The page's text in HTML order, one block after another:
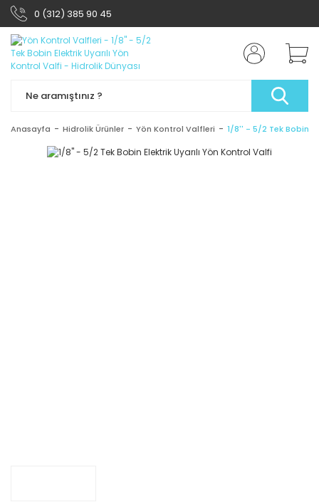
0 (312) 385 90 45
Anasayfa Hidrolik Ürünler Yön Kontrol Valfleri 1/8'' - 5/2 Tek Bobin